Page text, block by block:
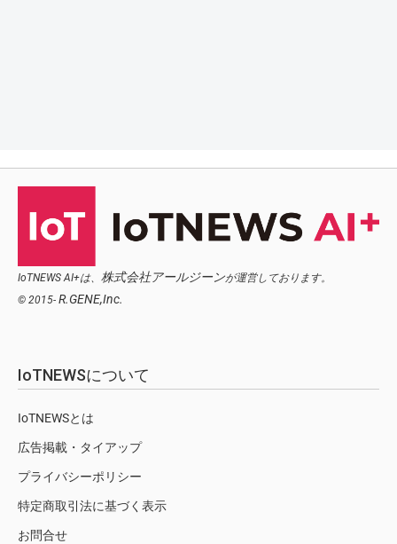
IoTNEWS AI+は、 株式会社アールジーンが運営しております。
© 2015- R.GENE,Inc.
IoTNEWSについて
IoTNEWSとは
広告掲載・タイアップ
プライバシーポリシー
特定商取引法に基づく表示
お問合せ